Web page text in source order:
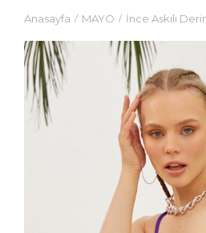
Anasayfa MAYO İnce Askılı